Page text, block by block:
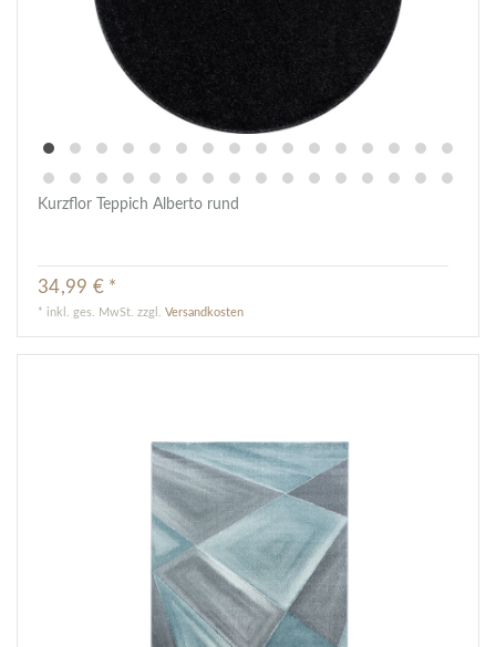
Kurzflor Teppich Alberto rund
34,99 € *
* inkl. ges. MwSt. zzgl.Versandkosten